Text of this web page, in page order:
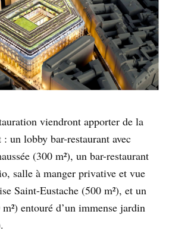
viendront apporter de la
un lobby bar-restaurant avec
(300 m²), un bar-restaurant
salle à manger privative et vue
Saint-Eustache (500 m²), et un
entouré d’un immense jardin